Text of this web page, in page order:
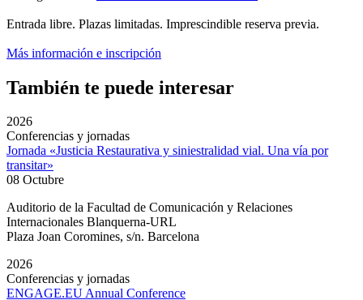
Entrada libre. Plazas limitadas. Imprescindible reserva previa.
Más información e inscripción
También te puede interesar
2026
Conferencias y jornadas
Jornada «Justicia Restaurativa y siniestralidad vial. Una vía por
transitar»
08 Octubre
Auditorio de la Facultad de Comunicación y Relaciones
Internacionales Blanquerna-URL
Plaza Joan Coromines, s/n. Barcelona
2026
Conferencias y jornadas
ENGAGE.EU Annual Conference